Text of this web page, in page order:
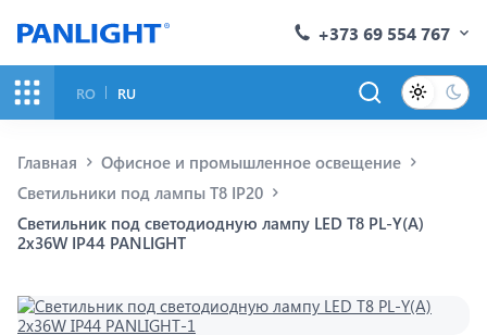
+373 69 554 767
RO RU
Главная
Офисное и промышленное освещение
Светильники под лампы Т8 IP20
Светильник под светодиодную лампу LED T8 PL-Y(A)
2x36W IP44 PANLIGHT